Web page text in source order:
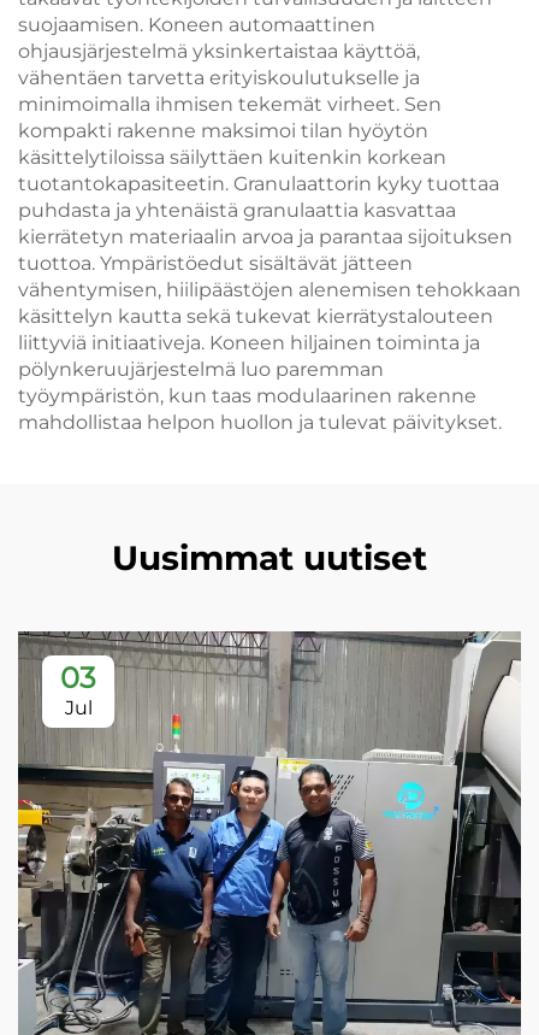
suojaamisen. Koneen automaattinen
ohjausjärjestelmä yksinkertaistaa käyttöä,
vähentäen tarvetta erityiskoulutukselle ja
minimoimalla ihmisen tekemät virheet. Sen
kompakti rakenne maksimoi tilan hyöytön
käsittelytiloissa säilyttäen kuitenkin korkean
tuotantokapasiteetin. Granulaattorin kyky tuottaa
puhdasta ja yhtenäistä granulaattia kasvattaa
kierrätetyn materiaalin arvoa ja parantaa sijoituksen
tuottoa. Ympäristöedut sisältävät jätteen
vähentymisen, hiilipäästöjen alenemisen tehokkaan
käsittelyn kautta sekä tukevat kierrätystalouteen
liittyviä initiaativeja. Koneen hiljainen toiminta ja
pölynkeruujärjestelmä luo paremman
työympäristön, kun taas modulaarinen rakenne
mahdollistaa helpon huollon ja tulevat päivitykset.
Uusimmat uutiset
03
Jul